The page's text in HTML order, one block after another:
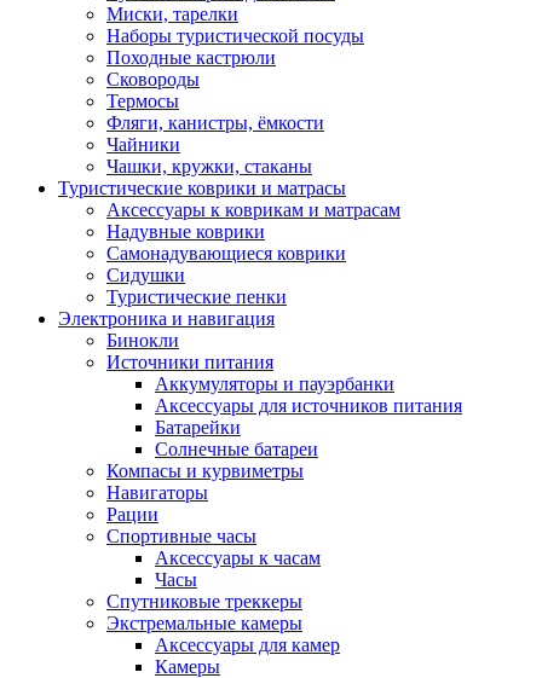
Миски, тарелки
Наборы туристической посуды
Походные кастрюли
Сковороды
Термосы
Фляги, канистры, ёмкости
Чайники
Чашки, кружки, стаканы
Туристические коврики и матрасы
Аксессуары к коврикам и матрасам
Надувные коврики
Самонадувающиеся коврики
Сидушки
Туристические пенки
Электроника и навигация
Бинокли
Источники питания
Аккумуляторы и пауэрбанки
Аксессуары для источников питания
Батарейки
Солнечные батареи
Компасы и курвиметры
Навигаторы
Рации
Спортивные часы
Аксессуары к часам
Часы
Спутниковые треккеры
Экстремальные камеры
Аксессуары для камер
Камеры